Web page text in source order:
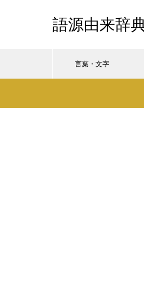
語源由来辞
言葉・文字